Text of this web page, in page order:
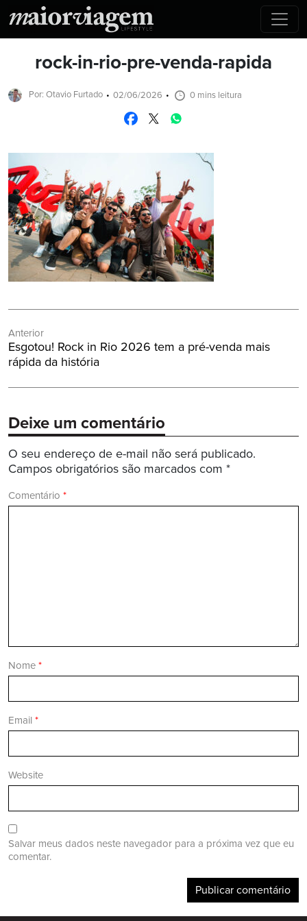
rock-in-rio-pre-venda-rapida
Por: Otavio Furtado 02/06/2026 0 mins leitura
de
Post
Anterior
Post
Anterior:
Esgotou! Rock in Rio 2026 tem a pré-venda mais
rápida da história
Deixe um comentário
O seu endereço de e-mail não será publicado.
Campos obrigatórios são marcados com *
Comentário *
Nome *
Email *
Website
Salvar meus dados neste navegador para a próxima vez que eu
comentar.